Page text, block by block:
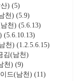
) (5)
천) (5.9)
천) (5.6.13)
(5.6.10.13)
천) (1.2.5.6.15)
김(남천)
천) (9)
드(남천) (11)